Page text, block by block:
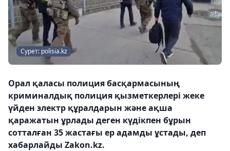
Сурет: polisia.kz
Орал қаласы полиция басқармасының
криминалдық полиция қызметкерлері жеке
үйден электр құралдарын және ақша
қаражатын ұрлады деген күдікпен бұрын
сотталған 35 жастағы ер адамды ұстады, деп
хабарлайды Zakon.kz.